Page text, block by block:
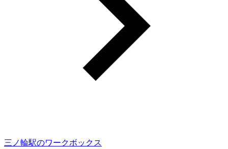
三ノ輪駅のワークボックス